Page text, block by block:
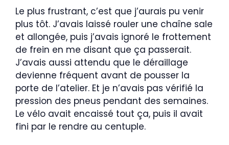
Le plus frustrant, c’est que j’aurais pu venir
plus tôt. J’avais laissé rouler une chaîne sale
et allongée, puis j’avais ignoré le frottement
de frein en me disant que ça passerait.
J’avais aussi attendu que le déraillage
devienne fréquent avant de pousser la
porte de l’atelier. Et je n’avais pas vérifié la
pression des pneus pendant des semaines.
Le vélo avait encaissé tout ça, puis il avait
fini par le rendre au centuple.